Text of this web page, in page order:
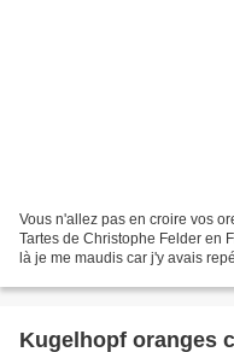
Vous n'allez pas en croire vos
Tartes de Christophe Felder en
là je me maudis car j'y avais
Kugelhopf oranges